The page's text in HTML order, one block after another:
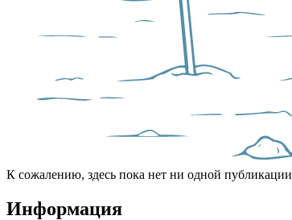
К сожалению, здесь пока нет ни одной публикации
Информация